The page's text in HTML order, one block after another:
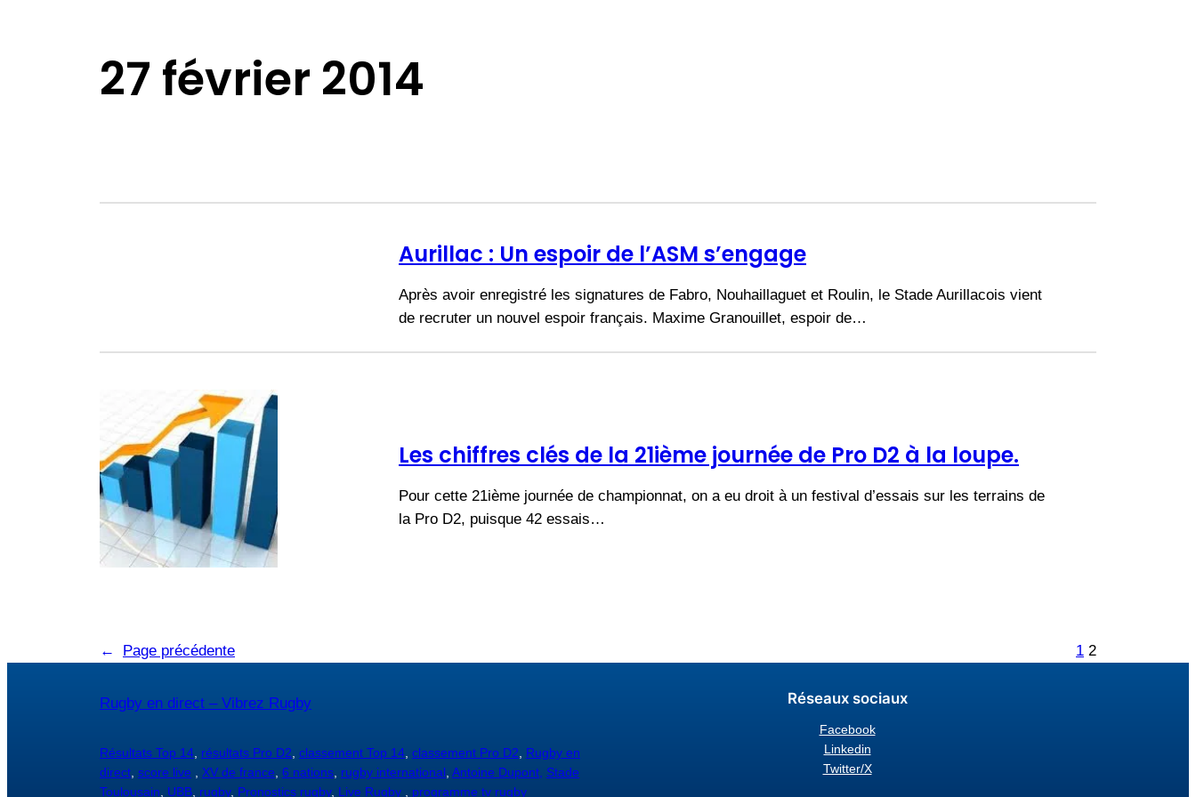
27 février 2014
Aurillac : Un espoir de l’ASM s’engage
Après avoir enregistré les signatures de Fabro, Nouhaillaguet et Roulin, le Stade Aurillacois vient
de recruter un nouvel espoir français. Maxime Granouillet, espoir de…
Les chiffres clés de la 21ième journée de Pro D2 à la loupe.
Pour cette 21ième journée de championnat, on a eu droit à un festival d’essais sur les terrains de
la Pro D2, puisque 42 essais…
← Page précédente 1 2
Rugby en direct – Vibrez Rugby
Résultats Top 14 résultats Pro D2 classement Top 14 classement Pro D2
Rugby en
direct score live XV de france 6 nations rugby international Antoine Dupont, Stade
Toulousain
UBB rugby, Pronostics rugby, Live Rugby programme tv rugby
Réseaux sociaux
Facebook
Linkedin
Twitter/X